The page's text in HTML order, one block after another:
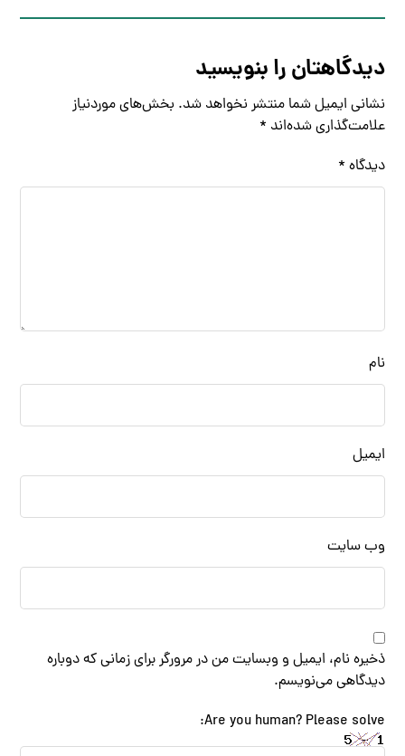
دیدگاهتان را بنویسید
نشانی ایمیل شما منتشر نخواهد شد. بخش‌های موردنیاز
علامت‌گذاری شده‌اند *
دیدگاه *
نام
ایمیل
وب‌ سایت
ذخیره نام، ایمیل و وبسایت من در مرورگر برای زمانی که دوباره
دیدگاهی می‌نویسم.
Are you human? Please solve: